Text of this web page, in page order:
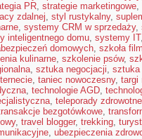
PR, strategie marketingowe,
zdalnej, styl rustykalny,
, systemy CRM w sprzedaży,
inteligentnego domu, systemy IT
domowych, szkoła
kulinarne, szkolenie psów,
, sztuka negocjacji, sztuka
, taniec nowoczesny, targi
, technologie AGD,
, teleporady zdrowotne
bezgotówkowe,
, travel blogger, trekking,
, ubezpieczenia